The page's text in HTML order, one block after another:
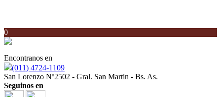
0
Encontranos en
(011) 4724-1109
San Lorenzo Nº2502 - Gral. San Martin - Bs. As.
Seguinos en